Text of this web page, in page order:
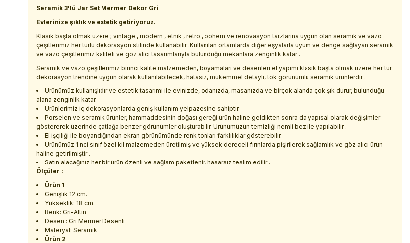
Seramik 3'lü Jar Set Mermer Dekor Gri
Evlerinize şıklık ve estetik getiriyoruz.
Klasik başta olmak üzere ; vintage , modern , etnik , retro , bohem ve renovasyon tarzlarına uygun olan seramik ve vazo
çeşitlerimiz her türlü dekorasyon stilinde kullanabilir .Kullanılan ortamlarda diğer eşyalarla uyum ve denge sağlayan seramik
ve vazo çeşitlerimiz kaliteli ve göz alıcı tasarımlarıyla bulunduğu mekanlara zenginlik katar .
Seramik ve vazo çeşitlerimiz birinci kalite malzemeden, boyamaları ve desenleri el yapımı klasik başta olmak üzere her tür
dekorasyon trendine uygun olarak kullanılabilecek, hatasız, mükemmel detaylı, tok görünümlü seramik ürünlerdir .
Ürünümüz kullanışlıdır ve estetik tasarımı ile evinizde, odanızda, masanızda ve birçok alanda çok şık durur, bulunduğu
alana zenginlik katar.
Ürünlerimiz iç dekorasyonlarda geniş kullanım yelpazesine sahiptir.
Porselen ve seramik ürünler, hammaddesinin doğası gereği ürün haline geldikten sonra da yapısal olarak değişimler
göstererek üzerinde çatlağa benzer görünümler oluşturabilir. Ürünümüzün temizliği nemli bez ile yapılabilir .
El işçiliği ile boyandığından ekran görünümünde renk tonları farklılıklar gösterebilir.
Ürünümüz 1.nci sınıf özel kil malzemeden üretilmiş ve yüksek dereceli fırınlarda pişirilerek sağlamlık ve göz alıcı ürün
haline getirilmiştir .
Satın alacağınız her bir ürün özenli ve sağlam paketlenir, hasarsız teslim edilir .
Ölçüler :
Ürün 1
Genişlik 12 cm.
Yükseklik: 18 cm.
Renk: Gri-Altın
Desen : Gri Mermer Desenli
Materyal: Seramik
Ürün 2